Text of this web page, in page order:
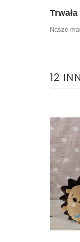
Nasze
12